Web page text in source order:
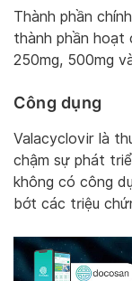
Thành phần
thành phần hoạt
250mg, 500mg
Công dụng
Valacyclovir là
chậm sự phát
không có công
bớt các triệu